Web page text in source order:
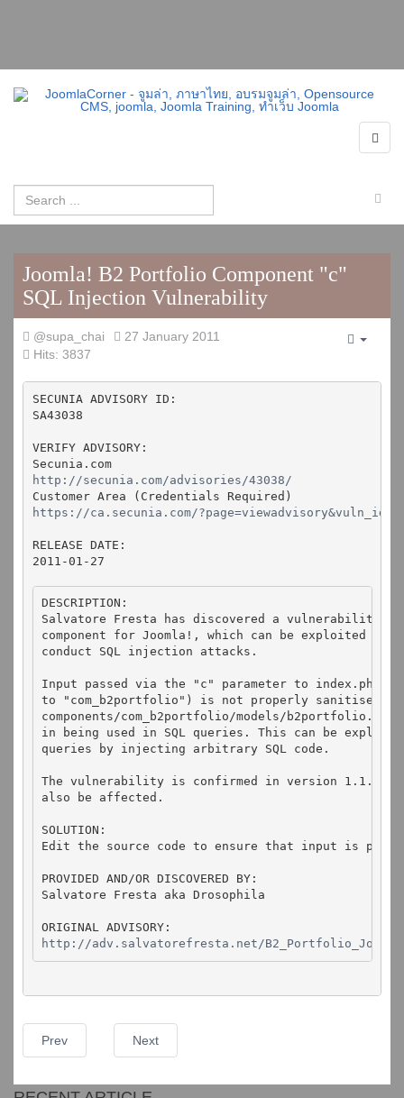
Joomla! B2 Portfolio Component "c"
SQL Injection Vulnerability
@supa_chai
27 January 2011
Hits: 3837
SECUNIA ADVISORY ID:
SA43038
VERIFY ADVISORY:
Secunia.com
http://secunia.com/advisories/43038/
https://ca.secunia.com/
RELEASE DATE:
DESCRIPTION:
Salvatore Fresta has discovered a vulnerability
component for Joomla!, which can be exploited by
conduct SQL injection attacks.
Input passed via the "c" parameter to index.php
to "com_b2portfolio") is not properly sanitised in
components/com_b2portfolio/models/b2portfolio.php
in being used in SQL queries. This can be
queries by injecting arbitrary SQL code.
The vulnerability is confirmed in version 1.1.
also be affected.
SOLUTION:
Edit the source code to ensure that input is
PROVIDED AND/OR DISCOVERED BY:
Salvatore Fresta aka Drosophila
http://adv.salvatorefresta.net/
Prev Next